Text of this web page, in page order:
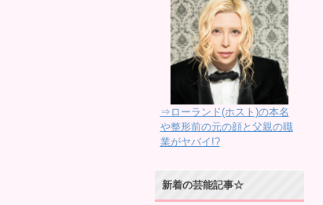
⇒ローランド(ホスト)の本名
や整形前の元の顔と父親の職
業がヤバイ!?
新着の芸能記事☆